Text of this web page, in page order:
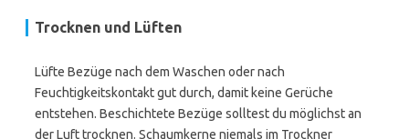
Trocknen und Lüften
Lüfte Bezüge nach dem Waschen oder nach
Feuchtigkeitskontakt gut durch, damit keine Gerüche
entstehen. Beschichtete Bezüge solltest du möglichst an
der Luft trocknen. Schaumkerne niemals im Trockner